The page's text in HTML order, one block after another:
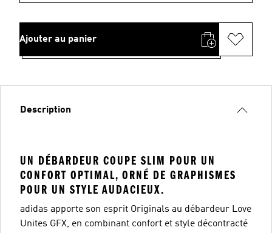
Ajouter au panier
Description
UN DÉBARDEUR COUPE SLIM POUR UN
CONFORT OPTIMAL, ORNÉ DE GRAPHISMES
POUR UN STYLE AUDACIEUX.
adidas apporte son esprit Originals au débardeur Love
Unites GFX, en combinant confort et style décontracté